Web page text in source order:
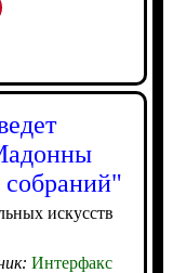
собраний"
искусств
Интерфакс